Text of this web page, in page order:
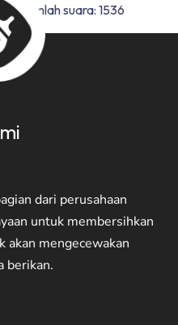
/ 5. Jumlah suara: 1536
dari perusahaan
untuk membersihkan
akan mengecewakan
berikan.